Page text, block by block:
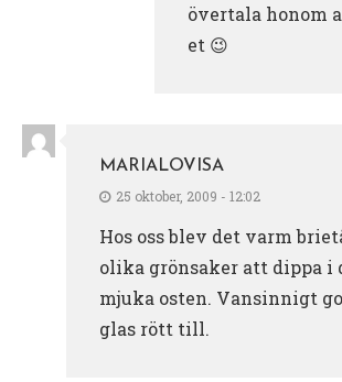
övertala honom
et 😉
MARIALOVISA
25 oktober, 2009 - 12:02
Hos oss blev det varm
olika grönsaker att dippa i
mjuka osten. Vansinnigt
glas rött till.